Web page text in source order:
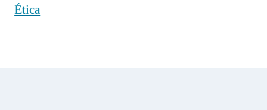
Ética